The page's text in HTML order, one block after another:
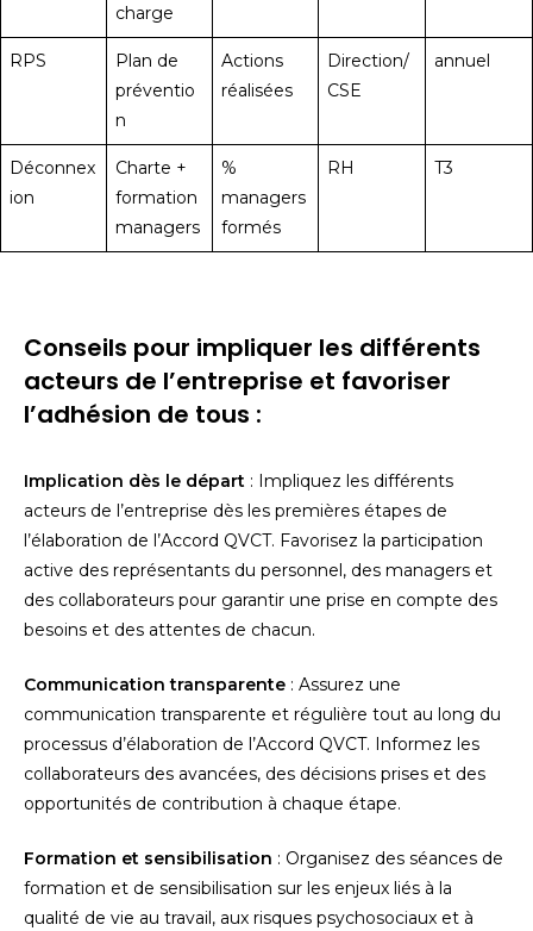
charge
RPS
Plan de
préventio
n
Actions
réalisées
Direction/
CSE
annuel
Déconnex
ion
Charte +
formation
managers
%
managers
formés
RH T3
Conseils pour impliquer les différents
acteurs de l’entreprise et favoriser
l’adhésion de tous :
Implication dès le départ : Impliquez les différents
acteurs de l’entreprise dès les premières étapes de
l’élaboration de l’Accord QVCT. Favorisez la participation
active des représentants du personnel, des managers et
des collaborateurs pour garantir une prise en compte des
besoins et des attentes de chacun.
Communication transparente : Assurez une
communication transparente et régulière tout au long du
processus d’élaboration de l’Accord QVCT. Informez les
collaborateurs des avancées, des décisions prises et des
opportunités de contribution à chaque étape.
Formation et sensibilisation : Organisez des séances de
formation et de sensibilisation sur les enjeux liés à la
qualité de vie au travail, aux risques psychosociaux et à